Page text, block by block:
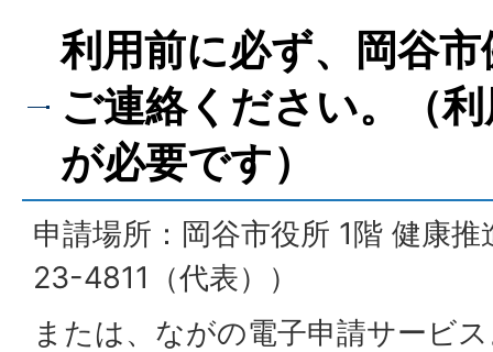
利用前に必ず、岡谷
ご連絡ください。（
が必要です）
申請場所：岡谷市役所 1階 健康
23-4811（代表））
または、ながの電子申請サービ